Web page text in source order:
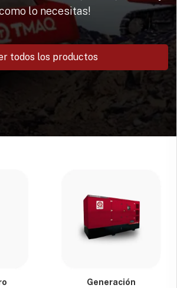
lo necesitas!
todos los productos
Generación